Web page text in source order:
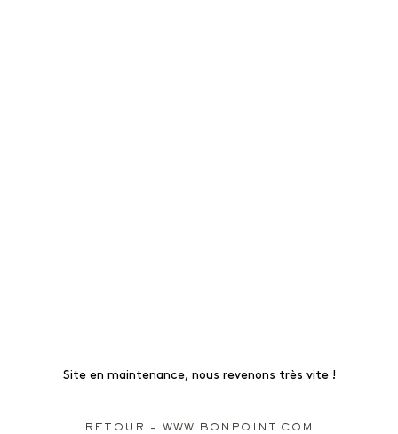
Site en maintenance, nous revenons très vite !
RETOUR - WWW.BONPOINT.COM